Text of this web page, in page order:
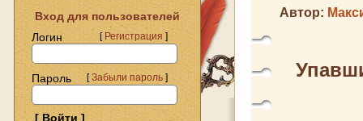
Вход для пользователей
Логин
[Регистрация]
Пароль [Забыли пароль]
Автор: